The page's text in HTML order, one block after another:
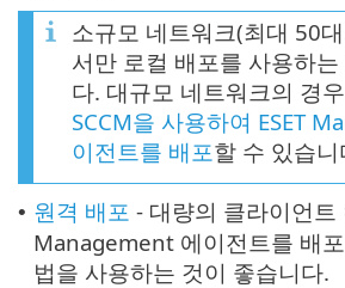
소규모 네트워크(최대 50
서만 로컬 배포를 사용하는
다. 대규모 네트워크의 경우
SCCM을 사용하여 ESET
이전트를 배포할 수 있습니
• 원격 배포 - 대량의 클라이언트
Management 에이전트를 배
법을 사용하는 것이 좋습니다.